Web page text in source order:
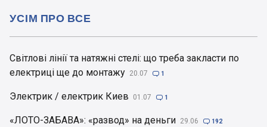
Світлові лінії та натяжні стелі: що треба закласти по
електриці ще до монтажу 20.07  1
Электрик / електрик Киев 01.07  1
«ЛОТО-ЗАБАВА»: «развод» на деньги 29.06  192
УСІМ ПРО ВСЕ